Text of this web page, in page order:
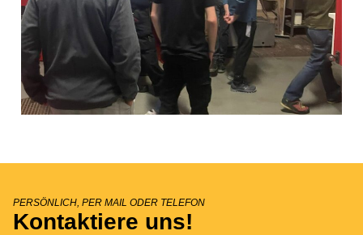
PERSÖNLICH, PER MAIL ODER TELEFON
Kontaktiere uns!